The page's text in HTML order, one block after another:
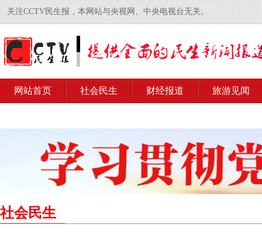
关注CCTV民生报，本网站与央视网、中央电视台无关。
网站首页 社会民生 财经报道 旅游见闻
社会民生